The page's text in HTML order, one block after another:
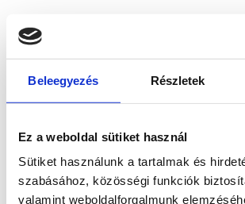
Beleegyezés Részletek
Ez a weboldal sütiket használ
Sütiket használunk a tartalmak és
szabásához, közösségi funkciók
valamint weboldalforgalmunk